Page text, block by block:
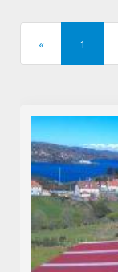
«previous1